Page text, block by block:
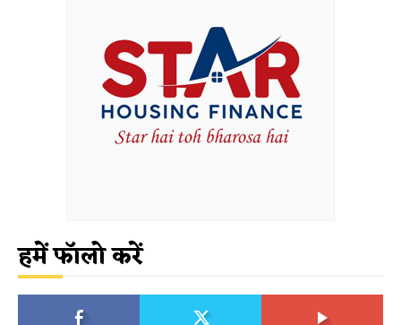
हमें फॉलो करें